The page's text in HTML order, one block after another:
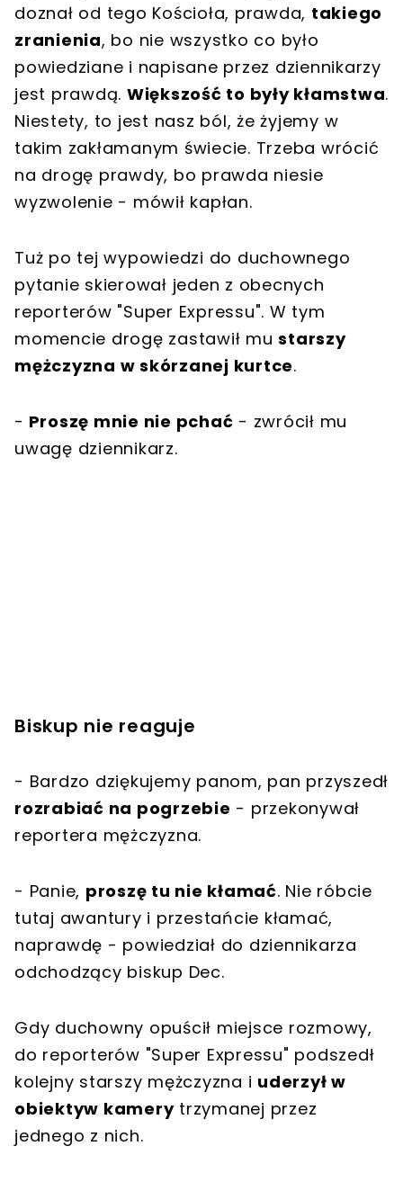
doznał od tego Kościoła, prawda, takiego
zranienia, bo nie wszystko co było
powiedziane i napisane przez dziennikarzy
jest prawdą. Większość to były kłamstwa.
Niestety, to jest nasz ból, że żyjemy w
takim zakłamanym świecie. Trzeba wrócić
na drogę prawdy, bo prawda niesie
wyzwolenie - mówił kapłan.
Tuż po tej wypowiedzi do duchownego
pytanie skierował jeden z obecnych
reporterów "Super Expressu". W tym
momencie drogę zastawił mustarszy
mężczyzna w skórzanej kurtce.
- Proszę mnie nie pchać - zwrócił mu
uwagę dziennikarz.
Biskup nie reaguje
- Bardzo dziękujemy panom, pan przyszedł
rozrabiać na pogrzebie - przekonywał
reportera mężczyzna.
- Panie, proszę tu nie kłamać. Nie róbcie
tutaj awantury i przestańcie kłamać,
naprawdę - powiedział do dziennikarza
odchodzący biskup Dec.
Gdy duchowny opuścił miejsce rozmowy,
do reporterów "Super Expressu" podszedł
kolejny starszy mężczyzna i uderzył w
obiektyw kamerytrzymanej przez
jednego z nich.